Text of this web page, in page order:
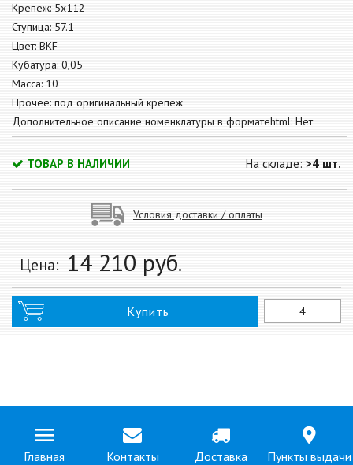
Крепеж: 5x112
Ступица: 57.1
Цвет: BKF
Кубатура: 0,05
Масса: 10
Прочее: под оригинальный крепеж
Дополнительное описание номенклатуры в форматеhtml: Нет
ТОВАР В НАЛИЧИИ На складе: >4 шт.
Условия доставки / оплаты
Цена: 14 210 руб.
Купить
Главная Контакты Доставка Пункты выдачи